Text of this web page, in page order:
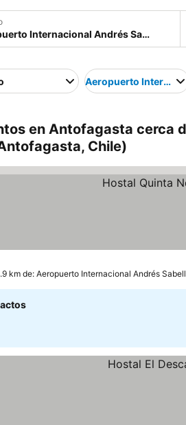
Aeropuerto
en Antofagasta cerca
Chile)
km de: Aeropuerto Internacional Andrés